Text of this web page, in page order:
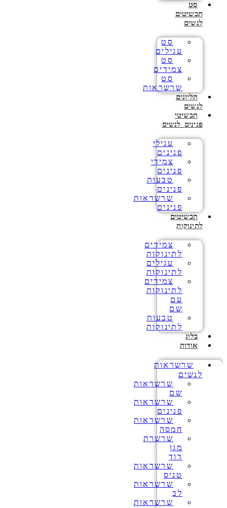
סט
תכשיטים
לנשים
סט
עגילים
סט
צמידים
סט
שרשראות
תליונים
לנשים
תכשיטי
פנינים לנשים
עגילי
פנינים
צמידי
פנינים
טבעות
פנינים
שרשראות
פנינים
תכשיטים
לתינוקות
צמידים
לתינוקות
עגילים
לתינוקות
צמידים
לתינוקות
עם
שם
טבעות
לתינוקות
בלוג
אודות
שרשראות
לנשים
שרשראות
שם
שרשראות
פנינים
שרשראות
חמסה
שרשרת
מגן
דוד
שרשראות
טניס
שרשראות
לב
שרשראות